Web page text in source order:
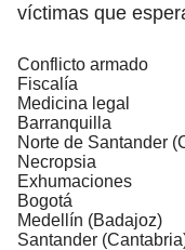
víctimas que
Conflicto armado
Fiscalía
Medicina legal
Barranquilla
Norte de Santander
Necropsia
Exhumaciones
Bogotá
Medellín (Badajoz)
Santander